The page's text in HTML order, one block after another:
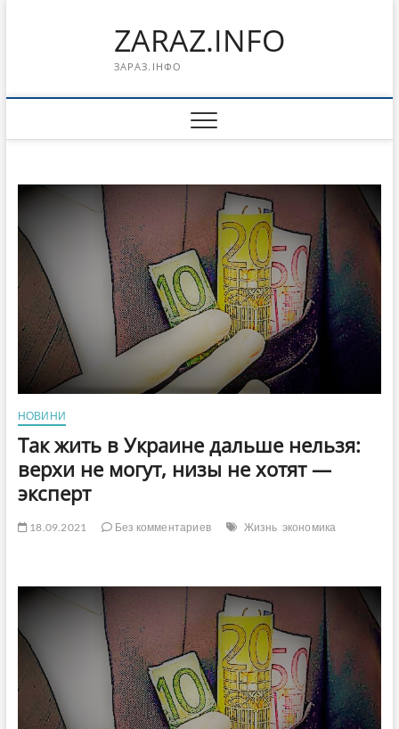
ZARAZ.INFO
ЗАРАЗ.ІНФО
НОВИНИ
Так жить в Украине дальше нельзя:
верхи не могут, низы не хотят —
эксперт
18.09.2021 Без комментариев Жизнь экономика